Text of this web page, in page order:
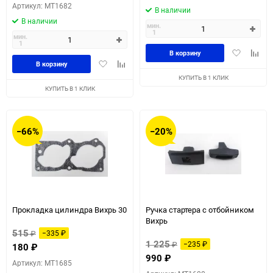
Артикул: MT1682
В наличии
мин.
1
ДобавитьДобавить
В корзину
КУПИТЬ В 1 КЛИК
В наличии
мин.
1
Добавить
В корзину
КУПИТЬ В 1 КЛИК
−66%
Прокладка цилиндра Вихрь 30
515₽ −335₽
180 ₽
Артикул: MT1685
−20%
Ручка стартера с отбойником
Вихрь
1 225₽ −235₽
990 ₽